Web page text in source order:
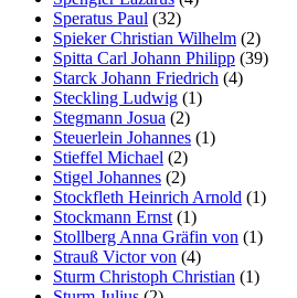
Speratus Paul (32)
Spieker Christian Wilhelm (2)
Spitta Carl Johann Philipp (39)
Starck Johann Friedrich (4)
Steckling Ludwig (1)
Stegmann Josua (2)
Steuerlein Johannes (1)
Stieffel Michael (2)
Stigel Johannes (2)
Stockfleth Heinrich Arnold (1)
Stockmann Ernst (1)
Stollberg Anna Gräfin von (1)
Strauß Victor von (4)
Sturm Christoph Christian (1)